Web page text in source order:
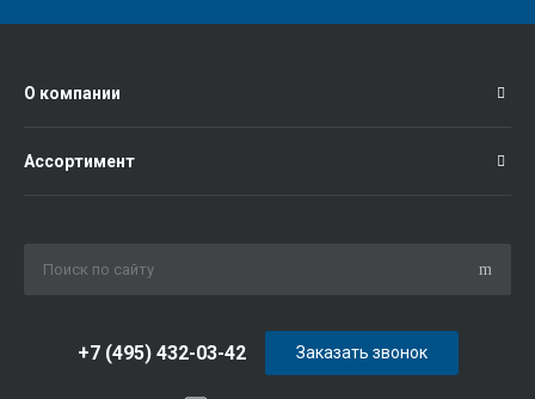
О компании
Ассортимент
+7 (495) 432-03-42 Заказать звонок